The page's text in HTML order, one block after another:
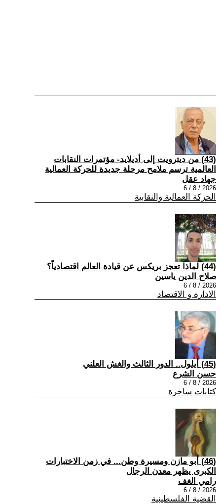
(43) من ديترويت إلى أديلايد- مؤتمرات النقابات
العالمية ترسم ملامح مرحلة جديدة للحركة العمالية
جهاد عقل
2026 / 8 / 6
الحركة العمالية والنقابية
(44) لماذا تعجز بريكس عن قيادة العالم اقتصادياً؟
صلاح الدين ياسين
2026 / 8 / 6
الادارة و الاقتصاد
(45) أيلول.. الدور الثالث والغش العلني
حسن الشرع
2026 / 8 / 6
كتابات ساخرة
(46) أبو مازن ومسيرة وطن... في زمن الاختبارات
الكبرى يظهر معدن الرجال
رامي الغف
2026 / 8 / 6
القضية الفلسطينية